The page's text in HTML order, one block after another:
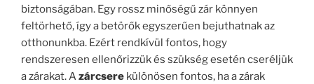
biztonságában. Egy rossz minőségű zár könnyen
feltörhető, így a betörők egyszerűen bejuthatnak az
otthonunkba. Ezért rendkívül fontos, hogy
rendszeresen ellenőrizzük és szükség esetén cseréljük
a zárakat. Azárcsere különösen fontos, ha a zárak